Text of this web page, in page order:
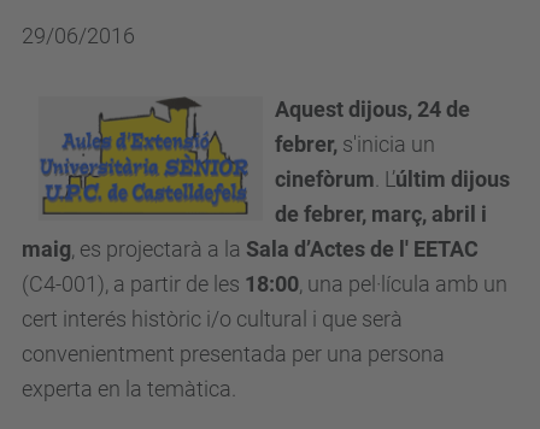
29/06/2016
Aquest dijous, 24 de
febrer, s'inicia un
cinefòrum . L’últim dijous
de febrer, març, abril i
maig, es projectarà a la Sala d’Actes de l' EETAC
(C4-001), a partir de les 18:00, una pel·lícula amb un
cert interés històric i/o cultural i que serà
convenientment presentada per una persona
experta en la temàtica.